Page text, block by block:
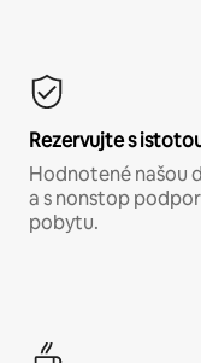
Rezervujte s
Hodnotené našou
a s nonstop
pobytu.